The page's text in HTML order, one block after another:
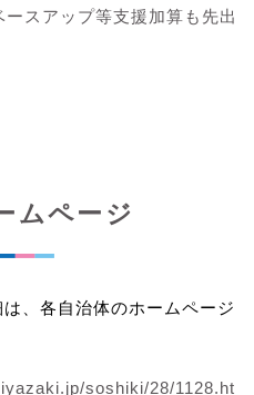
スアップ等支援加算も先出
ムページ
、各自治体のホームページ
soshiki/28/1128.ht